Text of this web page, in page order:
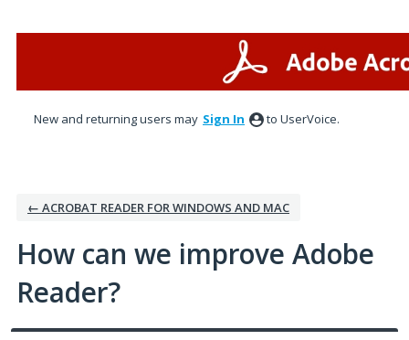
New and returning users may Sign In to UserVoice.
← ACROBAT READER FOR WINDOWS AND MAC
How can we improve Adobe
Reader?